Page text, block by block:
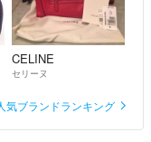
CELINE
セリーヌ
気ブランドランキング